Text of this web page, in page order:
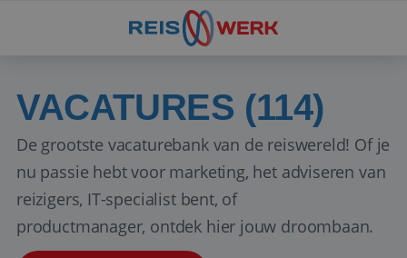
VACATURES (114)
De grootste vacaturebank van de reiswereld! Of je
nu passie hebt voor marketing, het adviseren van
reizigers, IT-specialist bent, of
productmanager, ontdek hier jouw droombaan.